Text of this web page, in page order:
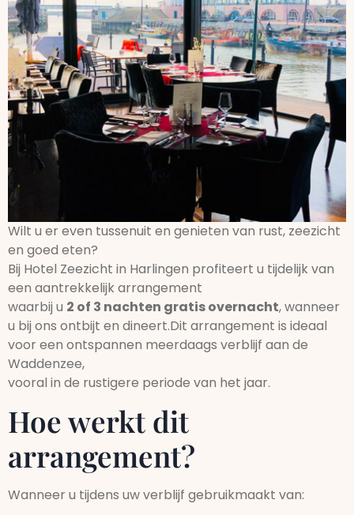
Wilt u er even tussenuit en genieten van rust, zeezicht
en goed eten?
Bij Hotel Zeezicht in Harlingen profiteert u tijdelijk van
een aantrekkelijk arrangement
waarbij u 2 of 3 nachten gratis overnacht, wanneer
u bij ons ontbijt en dineert.Dit arrangement is ideaal
voor een ontspannen meerdaags verblijf aan de
Waddenzee,
vooral in de rustigere periode van het jaar.
Hoe werkt dit
arrangement?
Wanneer u tijdens uw verblijf gebruikmaakt van: